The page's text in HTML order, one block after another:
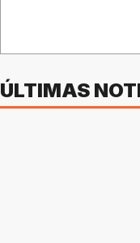
ÚLTIMAS